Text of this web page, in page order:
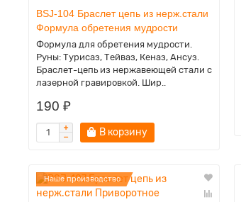
BSJ-104 Браслет цепь из нерж.стали
Формула обретения мудрости
Формула для обретения мудрости.
Руны: Турисаз, Тейваз, Кеназ, Ансуз.
Браслет-цепь из нержавеющей стали с
лазерной гравировкой. Шир..
190 ₽
В корзину
Наше производство